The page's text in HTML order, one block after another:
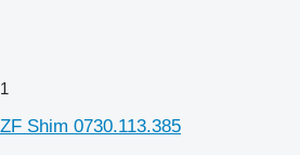
1
ZF Shim 0730.113.385